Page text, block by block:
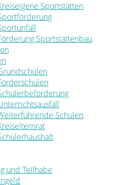
Sportstätten
Sportstättenbau
Schulen
und Teilhabe